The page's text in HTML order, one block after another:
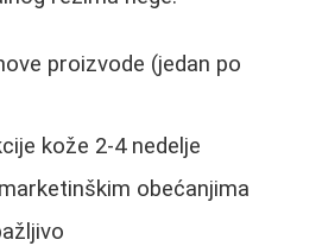
proizvode (jedan po
kože 2-4 nedelje
obećanjima